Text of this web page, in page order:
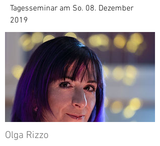
Tagesseminar am So. 08. Dezember
2019
Olga Rizzo